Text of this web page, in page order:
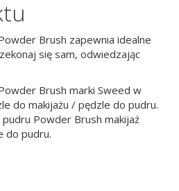
Brush zapewnia idealne
się sam, odwiedzając
Brush marki Sweed w
do makijażu / pędzle do pudru.
Powder Brush makijaż
do pudru.